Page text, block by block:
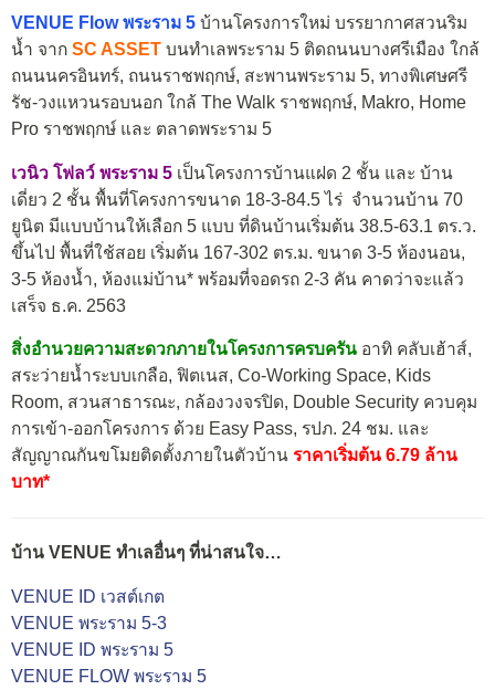
VENUE Flow พระราม 5 บ้านโครงการใหม่ บรรยากาศสวนริม
น้ำ จาก SC ASSET บนทำเลพระราม 5 ติดถนนบางศรีเมือง ใกล้
ถนนนครอินทร์, ถนนราชพฤกษ์, สะพานพระราม 5, ทางพิเศษศรี
รัช-วงแหวนรอบนอก ใกล้ The Walk ราชพฤกษ์, Makro, Home
Pro ราชพฤกษ์ และ ตลาดพระราม 5
เวนิว โฟลว์ พระราม 5 เป็นโครงการบ้านแฝด 2 ชั้น และ บ้าน
เดี่ยว 2 ชั้น พื้นที่โครงการขนาด 18-3-84.5 ไร่ จำนวนบ้าน 70
ยูนิต มีแบบบ้านให้เลือก 5 แบบ ที่ดินบ้านเริ่มต้น 38.5-63.1 ตร.ว.
ขึ้นไป พื้นที่ใช้สอย เริ่มต้น 167-302 ตร.ม. ขนาด 3-5 ห้องนอน,
3-5 ห้องน้ำ, ห้องแม่บ้าน* พร้อมที่จอดรถ 2-3 คัน คาดว่าจะแล้ว
เสร็จ ธ.ค. 2563
สิ่งอำนวยความสะดวกภายในโครงการครบครัน อาทิ คลับเฮ้าส์,
สระว่ายน้ำระบบเกลือ, ฟิตเนส, Co-Working Space, Kids
Room, สวนสาธารณะ, กล้องวงจรปิด, Double Security ควบคุม
การเข้า-ออกโครงการ ด้วย Easy Pass, รปภ. 24 ชม. และ
สัญญาณกันขโมยติดตั้งภายในตัวบ้าน ราคาเริ่มต้น 6.79 ล้าน
บาท*
บ้าน VENUE ทำเลอื่นๆ ที่น่าสนใจ…
VENUE ID เวสต์เกต
VENUE พระราม 5-3
VENUE ID พระราม 5
VENUE FLOW พระราม 5